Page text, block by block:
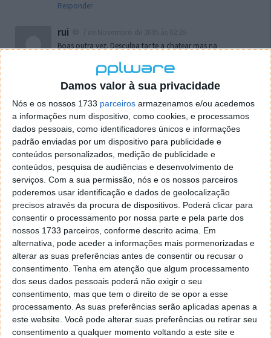
Damos valor à sua privacidade
Nós e os nossos 1733 parceiros armazenamos e/ou acedemos
a informações num dispositivo, como cookies, e processamos
dados pessoais, como identificadores únicos e informações
padrão enviadas por um dispositivo para publicidade e
conteúdos personalizados, medição de publicidade e
conteúdos, pesquisa de audiências e desenvolvimento de
serviços. Com a sua permissão, nós e os nossos parceiros
poderemos usar identificação e dados de geolocalização
precisos através da procura de dispositivos. Poderá clicar para
consentir o processamento por nossa parte e pela parte dos
nossos 1733 parceiros, conforme descrito acima. Em
alternativa, pode aceder a informações mais pormenorizadas e
alterar as suas preferências antes de consentir ou recusar o
consentimento. Tenha em atenção que algum processamento
dos seus dados pessoais poderá não exigir o seu
consentimento, mas que tem o direito de se opor a esse
processamento. As suas preferências serão aplicadas apenas a
este website. Você pode alterar suas preferências ou retirar seu
consentimento a qualquer momento voltando a este site e
Responder
rui
Boas outra vez. Desculpa tar te a chatear mas na
o firefox como browser predefenido
de control tudo e nada. Tou a comecar a desesperar, ate ja
tentei apagar o explorer na tentativa de forçar o uso do
firefox mas em vao. Kaso te lembres de outra dica fico
agradecido, caso contrario obrigado a mesma
Responder
Vítor M.
7 de Novembro de 2005 às 01:39
@Reporter
Desculpa mas o link funciona. Seja como for segue por mail
o MSn Messenger 8.
Responder
Vítor M.
7 de Novembro de 2005 às 11:21
@Rui
Tens de encontrar o que te falei. Faz da seguinte maneira,
janela iniciar e no topo dessa janela com o botão direito do
rato faz propriedades. Depois no separador Menu ‘Iniciar’
clica no botão ‘Personalizar’ aí encontrarás no separador
geral a opção para escolheres o Browser com que queres